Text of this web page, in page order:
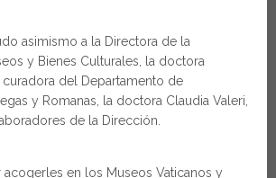
asimismo a la Directora de la
y Bienes Culturales, la doctora
curadora del Departamento de
y Romanas, la doctora Claudia Valeri,
de la Dirección.
acogerles en los Museos Vaticanos y